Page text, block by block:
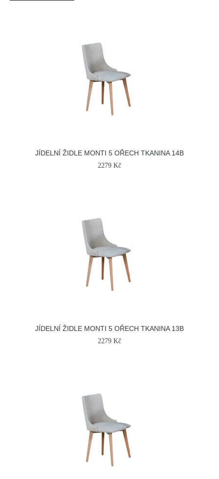
JÍDELNÍ ŽIDLE MONTI 5 OŘECH TKANINA 14B
2279 Kč
JÍDELNÍ ŽIDLE MONTI 5 OŘECH TKANINA 13B
2279 Kč